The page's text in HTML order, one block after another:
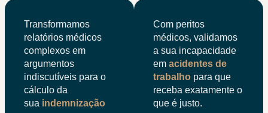
Transformamos
relatórios médicos
complexos em
argumentos
indiscutíveis para o
cálculo da
sua indemnização
Com peritos
médicos, validamos
a sua incapacidade
em acidentes de
trabalho para que
receba exatamente o
que é justo.